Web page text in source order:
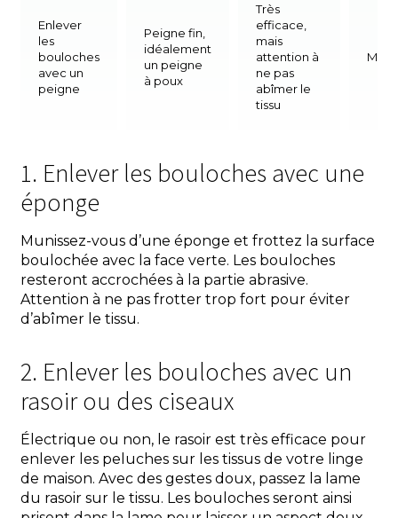
Enlever
les
bouloches
avec un
peigne
Peigne fin,
idéalement
un peigne
à poux
Très
efficace,
mais
attention à
ne pas
abîmer le
tissu
1. Enlever les bouloches avec une
éponge
Munissez-vous d’une éponge et frottez la surface
boulochée avec la face verte. Les bouloches
resteront accrochées à la partie abrasive.
Attention à ne pas frotter trop fort pour éviter
d’abîmer le tissu.
2. Enlever les bouloches avec un
rasoir ou des ciseaux
Électrique ou non, le rasoir est très efficace pour
enlever les peluches sur les tissus de votre linge
de maison. Avec des gestes doux, passez la lame
du rasoir sur le tissu. Les bouloches seront ainsi